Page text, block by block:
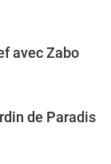
avec Zabo
de Paradis